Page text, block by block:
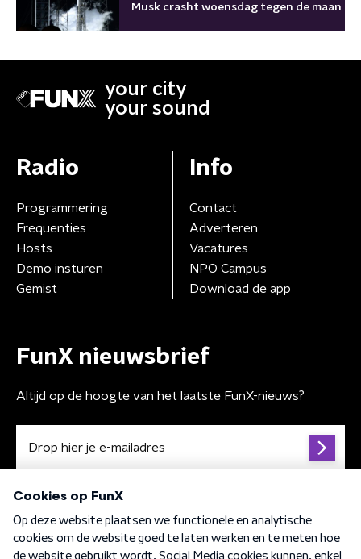
Musk crasht woensdag tegen de maan
your city
your sound
Radio
Programmering
Frequenties
Hosts
Demo insturen
Gemist
Info
Contact
Adverteren
Vacatures
NPO Campus
Download de app
FunX nieuwsbrief
Altijd op de hoogte van het laatste FunX-nieuws?